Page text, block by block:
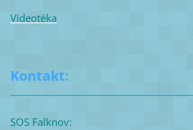
Videotéka
Kontakt:
SOS Falknov: